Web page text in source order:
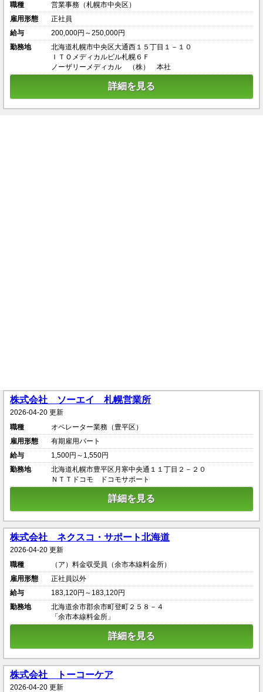
職種
営業事務（札幌市中央区）
雇用形態
正社員
給与
200,000円～250,000円
勤務地
北海道札幌市中央区大通西１５丁目１－１０
ＩＴＯメディカルビル札幌６Ｆ
ノーザリーメディカル （株） 本社
詳細を見る
株式会社 ソーエイ 札幌営業所
2026-04-20 更新
職種
オペレーター業務（豊平区）
雇用形態
有期雇用パート
給与
1,500円～1,550円
勤務地
北海道札幌市豊平区月寒中央通１１丁目２－２０
ＮＴＴドコモ ドコモサポート
詳細を見る
株式会社 ネクスコ・サポート北海道
2026-04-20 更新
職種
（ア）料金収受員（余市本線料金所）
雇用形態
正社員以外
給与
183,120円～183,120円
勤務地
北海道余市郡余市町登町２５８－４
「余市本線料金所」
詳細を見る
株式会社 トーコーケア
2026-04-20 更新